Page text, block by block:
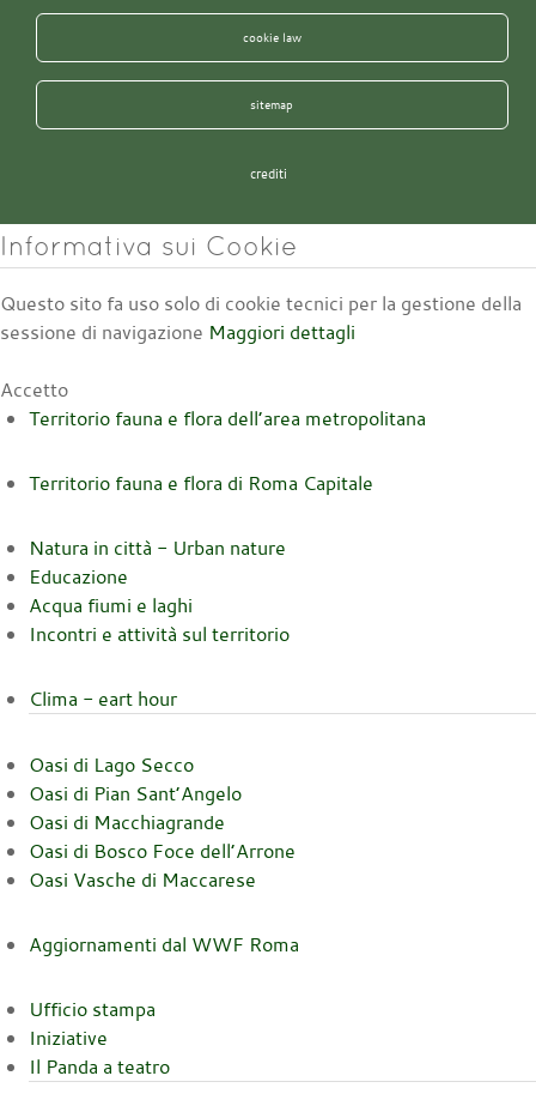
cookie law
sitemap
crediti
Informativa sui Cookie
Questo sito fa uso solo di cookie tecnici per la gestione della
sessione di navigazione Maggiori dettagli
Accetto
Territorio fauna e flora dell’area metropolitana
Territorio fauna e flora di Roma Capitale
Natura in città - Urban nature
Educazione
Acqua fiumi e laghi
Incontri e attività sul territorio
Clima - eart hour
Oasi di Lago Secco
Oasi di Pian Sant’Angelo
Oasi di Macchiagrande
Oasi di Bosco Foce dell’Arrone
Oasi Vasche di Maccarese
Aggiornamenti dal WWF Roma
Ufficio stampa
Iniziative
Il Panda a teatro